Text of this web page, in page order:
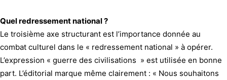
Quel redressement national ?
Le troisième axe structurant est l’importance donnée au
combat culturel dans le « redressement national » à opérer.
L’expression « guerre des civilisations » est utilisée en bonne
part. L’éditorial marque même clairement : « Nous souhaitons